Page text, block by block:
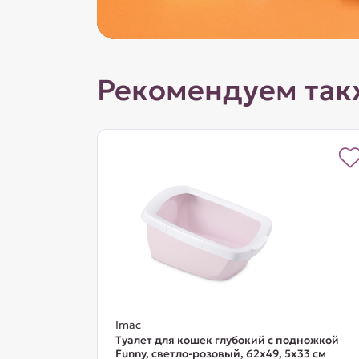
Рекомендуем
Imac
Туалет для кошек глубокий с подножкой
Funny, светло-розовый, 62х49, 5х33 см